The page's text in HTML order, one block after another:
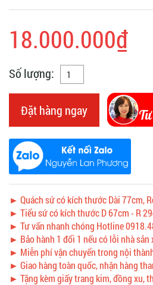
18.000.000₫
Số lượng:
Đặt hàng ngay
► Quách sứ có kích thước Dài 77cm,
► Tiểu sứ có kích thước D 67cm - R
► Tư vấn nhanh chóng Hotline
► Bảo hành 1 đổi 1 nếu có lỗi nhà sản
► Miễn phí vận chuyển trong nội
► Giao hàng toàn quốc, nhận hàng
► Tặng kèm giấy trang kim, đồng xu,